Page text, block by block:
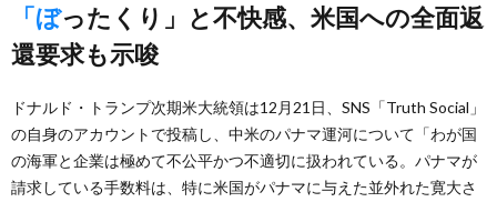
「ぼったくり」と不快感、米国への全面返
還要求も示唆
ドナルド・トランプ次期米大統領は12月21日、SNS「Truth Social」
の自身のアカウントで投稿し、中米のパナマ運河について「わが国
の海軍と企業は極めて不公平かつ不適切に扱われている。パナマが
請求している手数料は、特に米国がパナマに与えた並外れた寛大さ